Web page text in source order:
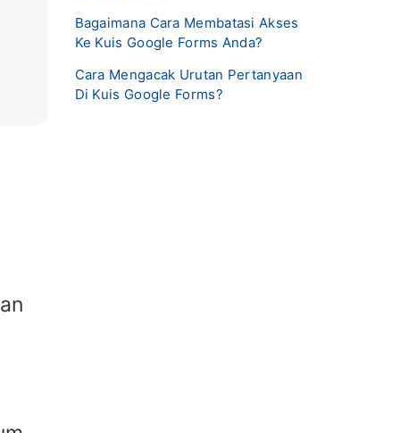
Bagaimana Cara Membatasi Akses
Ke Kuis Google Forms Anda?
Cara Mengacak Urutan Pertanyaan
Di Kuis Google Forms?